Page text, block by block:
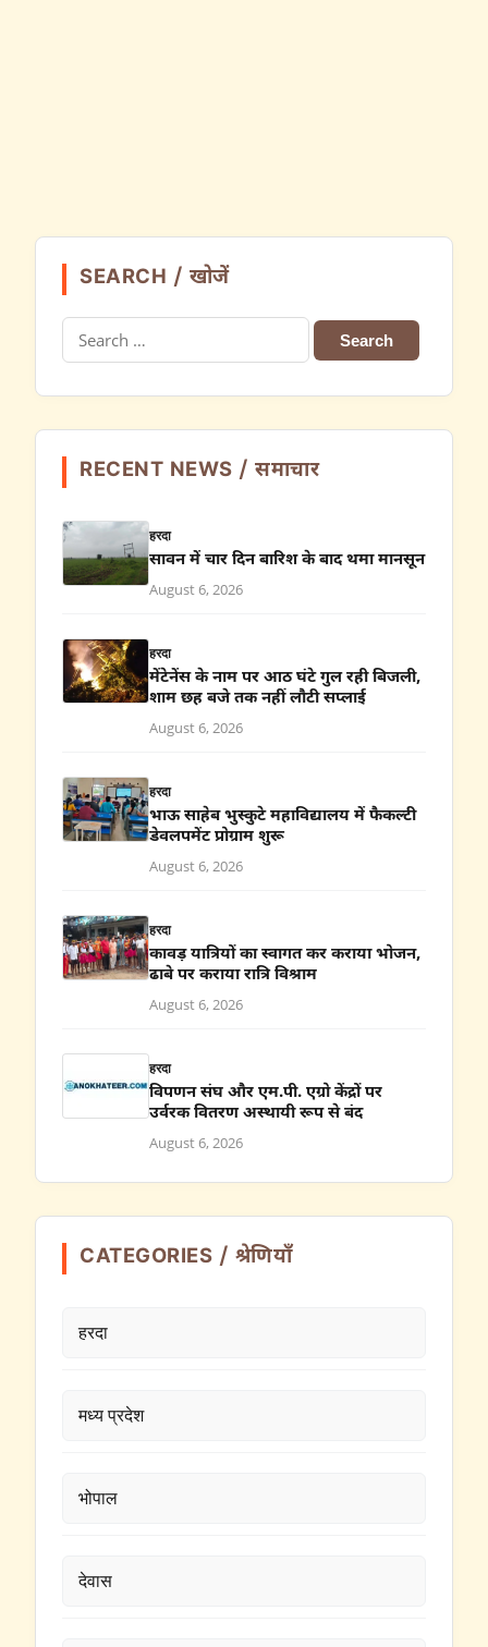
SEARCH / खोजें
for:
RECENT NEWS / समाचार
हरदा
सावन में चार दिन बारिश के बाद थमा मानसून
August 6, 2026
हरदा
मेंटेनेंस के नाम पर आठ घंटे गुल रही बिजली,
शाम छह बजे तक नहीं लौटी सप्लाई
August 6, 2026
हरदा
भाऊ साहेब भुस्कुटे महाविद्यालय में फैकल्टी
डेवलपमेंट प्रोग्राम शुरू
August 6, 2026
हरदा
कावड़ यात्रियों का स्वागत कर कराया भोजन,
ढाबे पर कराया रात्रि विश्राम
August 6, 2026
हरदा
विपणन संघ और एम.पी. एग्रो केंद्रों पर
उर्वरक वितरण अस्थायी रूप से बंद
August 6, 2026
CATEGORIES / श्रेणियाँ
हरदा
मध्य प्रदेश
भोपाल
देवास